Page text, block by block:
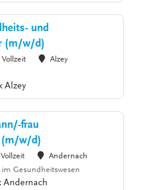
und
(m/w/d)
Vollzeit
Alzey
Alzey
frau
(m/w/d)
Vollzeit
Andernach
Gesundheitswesen
Andernach